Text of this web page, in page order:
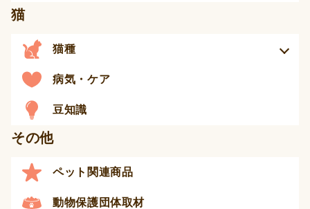
猫
猫種
病気・ケア
豆知識
その他
ペット関連商品
動物保護団体取材